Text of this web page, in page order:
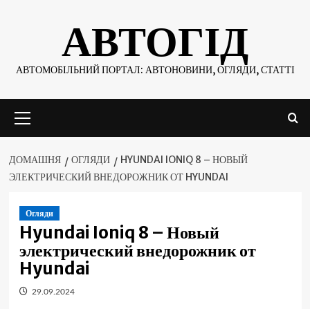
АВТОГІД
АВТОМОБІЛЬНИЙ ПОРТАЛ: АВТОНОВИНИ, ОГЛЯДИ, СТАТТІ
меню
ДОМАШНЯ ОГЛЯДИ
HYUNDAI IONIQ 8 – НОВЫЙ
ЭЛЕКТРИЧЕСКИЙ ВНЕДОРОЖНИК ОТ HYUNDAI
Огляди
Hyundai Ioniq 8 – Новый
электрический внедорожник от
Hyundai
29.09.2024